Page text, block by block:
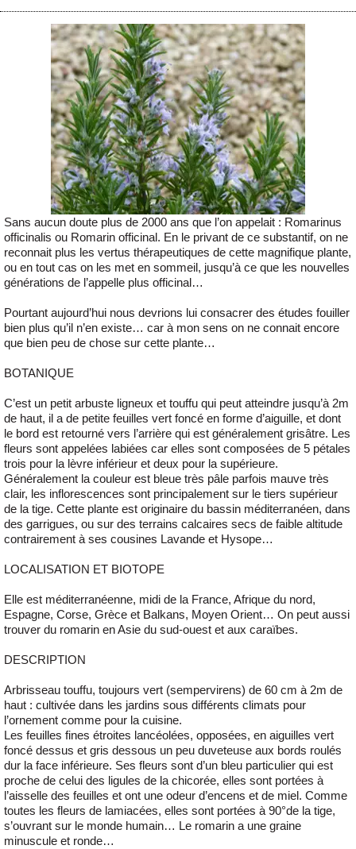
Sans aucun doute plus de 2000 ans que l’on appelait : Romarinus
officinalis ou Romarin officinal. En le privant de ce substantif, on ne
reconnait plus les vertus thérapeutiques de cette magnifique plante,
ou en tout cas on les met en sommeil, jusqu’à ce que les nouvelles
générations de l’appelle plus officinal…
Pourtant aujourd’hui nous devrions lui consacrer des études fouiller
bien plus qu’il n’en existe… car à mon sens on ne connait encore
que bien peu de chose sur cette plante…
BOTANIQUE
C’est un petit arbuste ligneux et touffu qui peut atteindre jusqu’à 2m
de haut, il a de petite feuilles vert foncé en forme d’aiguille, et dont
le bord est retourné vers l’arrière qui est généralement grisâtre. Les
fleurs sont appelées labiées car elles sont composées de 5 pétales
trois pour la lèvre inférieur et deux pour la supérieure.
Généralement la couleur est bleue très pâle parfois mauve très
clair, les inflorescences sont principalement sur le tiers supérieur
de la tige. Cette plante est originaire du bassin méditerranéen, dans
des garrigues, ou sur des terrains calcaires secs de faible altitude
contrairement à ses cousines Lavande et Hysope…
LOCALISATION ET BIOTOPE
Elle est méditerranéenne, midi de la France, Afrique du nord,
Espagne, Corse, Grèce et Balkans, Moyen Orient… On peut aussi
trouver du romarin en Asie du sud-ouest et aux caraïbes.
DESCRIPTION
Arbrisseau touffu, toujours vert (sempervirens) de 60 cm à 2m de
haut : cultivée dans les jardins sous différents climats pour
l’ornement comme pour la cuisine.
Les feuilles fines étroites lancéolées, opposées, en aiguilles vert
foncé dessus et gris dessous un peu duveteuse aux bords roulés
dur la face inférieure. Ses fleurs sont d’un bleu particulier qui est
proche de celui des ligules de la chicorée, elles sont portées à
l’aisselle des feuilles et ont une odeur d’encens et de miel. Comme
toutes les fleurs de lamiacées, elles sont portées à 90°de la tige,
s’ouvrant sur le monde humain… Le romarin a une graine
minuscule et ronde…